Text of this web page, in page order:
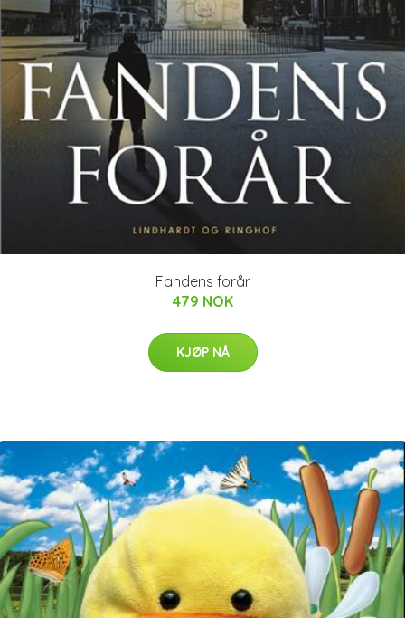
Fandens forår
479 NOK
KJØP NÅ